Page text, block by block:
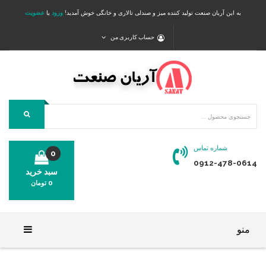
به این آریان صنعت تولید کننده میز و صندلی تالاری و خانگی خوش آمدید! ورود یا عضویت
حساب کاربری من
شماره تماس
0912-478-0614
سبد خرید
0
0 تومان
منو